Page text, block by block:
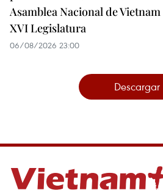
Asamblea Nacional de Vietnam
XVI Legislatura
06/08/2026 23:00
Descargar